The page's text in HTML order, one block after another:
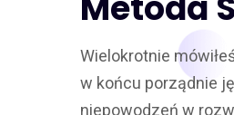
Wielokrotnie
w końcu porządnie
niepowodzeń w